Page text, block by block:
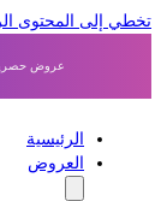
إلى المحتوى الرئيسي
عروض حصرية
الرئيسية
العروض